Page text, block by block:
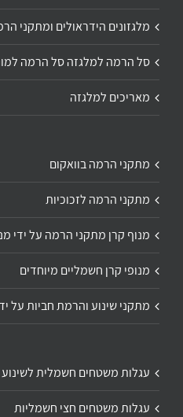
מלגזונים הידראולים ומתקני
סל הרמה למלגזה סל הרמה
מאריכים למלגזה
מתקני הרמה בוואקום
מתקני הרמה לזכוכיות
מנוף קרן מתקני הרמה על ידי
מנופי קרן חשמליים מיוחדים
מתקני שינוע והרמת חביות על
עגלות משטחים חשמלית לשינוע
עגלות משטחים חצי חשמליות